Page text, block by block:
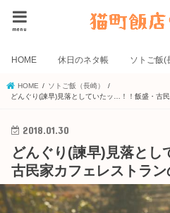
menu
HOME 休日のネタ帳 ソトご飯(
HOME
ソトご飯（長崎）
どんぐり(諫早)見落としていたッ…！！飯盛・古
2018.01.30
どんぐり(諫早)見落とし
古民家カフェレストラン